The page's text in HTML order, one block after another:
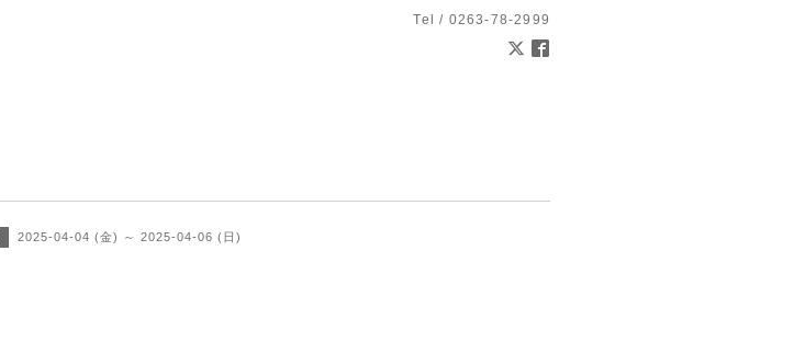
Tel / 0263-78-2999
2025-04-04 (金) ～ 2025-04-06 (日)